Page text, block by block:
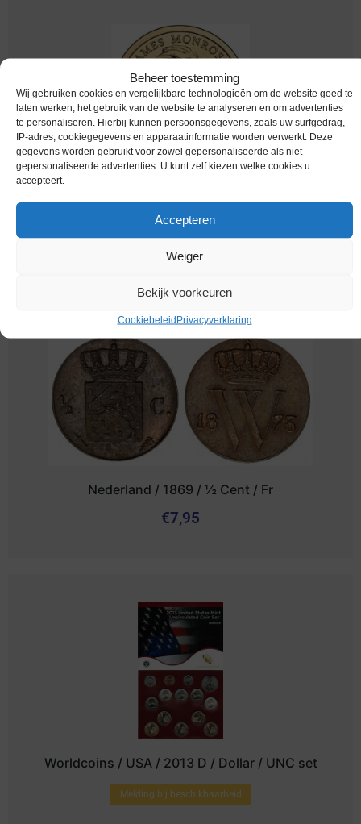
Beheer toestemming
Wij gebruiken cookies en vergelijkbare technologieën om de website goed te
laten werken, het gebruik van de website te analyseren en om advertenties
te personaliseren. Hierbij kunnen persoonsgegevens, zoals uw surfgedrag,
IP-adres, cookiegegevens en apparaatinformatie worden verwerkt. Deze
gegevens worden gebruikt voor zowel gepersonaliseerde als niet-
gepersonaliseerde advertenties. U kunt zelf kiezen welke cookies u
accepteert.
Accepteren
Weiger
Bekijk voorkeuren
CookiebeleidPrivacyverklaring
Worldcoins / Km 426 / United States of America
/ USA / 1817-1825 / 2008 P / One Dollar / James
Monroe / Unc
€2,69
Nederland / 1869 / ½ Cent / Fr
€7,95
Worldcoins / USA / 2013 D / Dollar / UNC set
Melding bij beschikbaarheid